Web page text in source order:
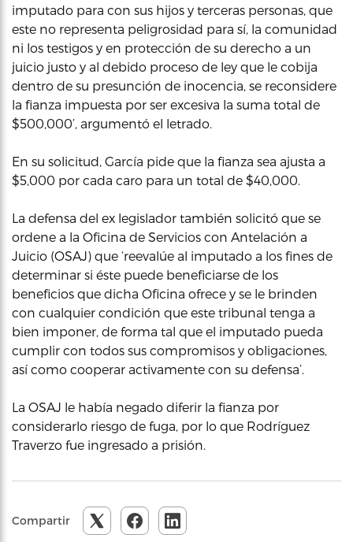
imputado para con sus hijos y terceras personas, que
este no representa peligrosidad para sí, la comunidad
ni los testigos y en protección de su derecho a un
juicio justo y al debido proceso de ley que le cobija
dentro de su presunción de inocencia, se reconsidere
la fianza impuesta por ser excesiva la suma total de
$500,000’, argumentó el letrado.
En su solicitud, García pide que la fianza sea ajusta a
$5,000 por cada caro para un total de $40,000.
La defensa del ex legislador también solicitó que se
ordene a la Oficina de Servicios con Antelación a
Juicio (OSAJ) que ‘reevalúe al imputado a los fines de
determinar si éste puede beneficiarse de los
beneficios que dicha Oficina ofrece y se le brinden
con cualquier condición que este tribunal tenga a
bien imponer, de forma tal que el imputado pueda
cumplir con todos sus compromisos y obligaciones,
así como cooperar activamente con su defensa’.
La OSAJ le había negado diferir la fianza por
considerarlo riesgo de fuga, por lo que Rodríguez
Traverzo fue ingresado a prisión.
Compartir